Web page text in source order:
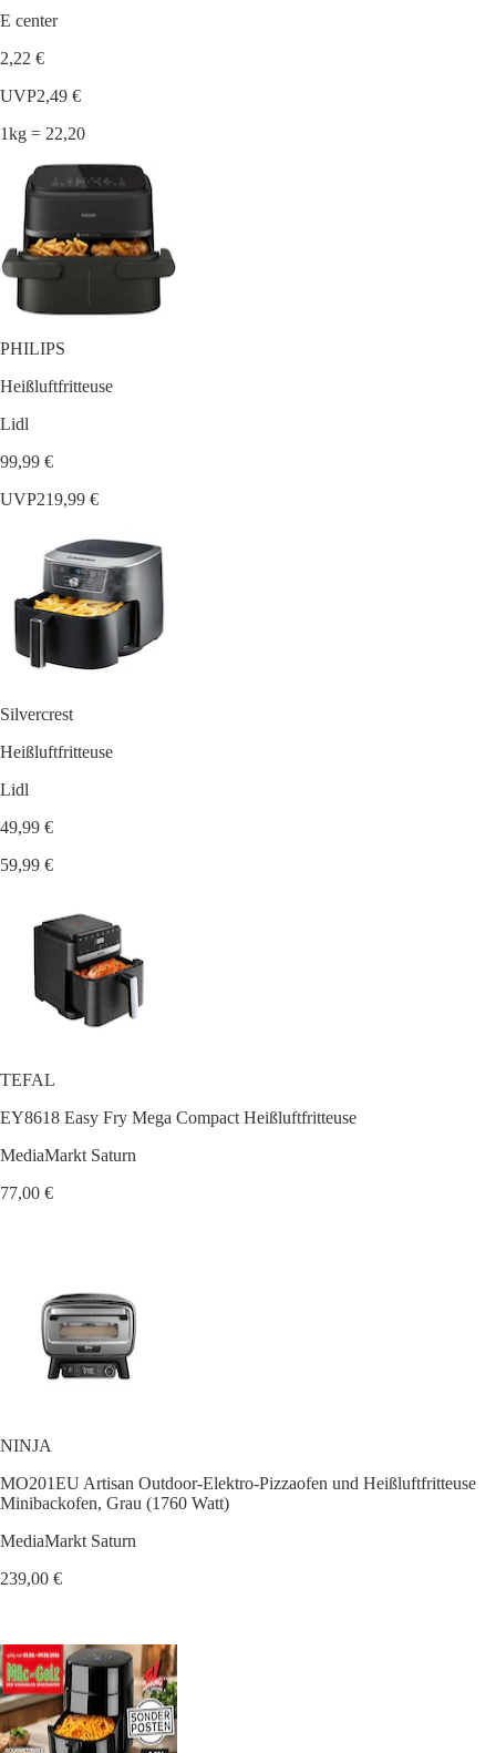
E center
2,22 €
UVP2,49 €
1kg = 22,20
PHILIPS
Heißluftfritteuse
Lidl
99,99 €
UVP219,99 €
Silvercrest
Heißluftfritteuse
Lidl
49,99 €
59,99 €
TEFAL
EY8618 Easy Fry Mega Compact Heißluftfritteuse
MediaMarkt Saturn
77,00 €
NINJA
MO201EU Artisan Outdoor-Elektro-Pizzaofen und Heißluftfritteuse
Minibackofen, Grau (1760 Watt)
MediaMarkt Saturn
239,00 €